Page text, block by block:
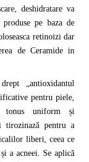
deshidratare va
pe baza de
retinoizi dar
de Ceramide in
„antioxidantul
pentru piele,
tonus uniform și
tirozinază pentru a
liberi, ceea ce
a acneei. Se aplică